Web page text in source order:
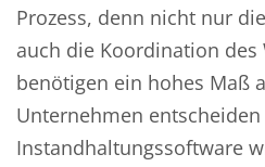
Prozess, denn nicht nur
auch die Koordination des
benötigen ein hohes Maß
Unternehmen
Instandhaltungssoftware